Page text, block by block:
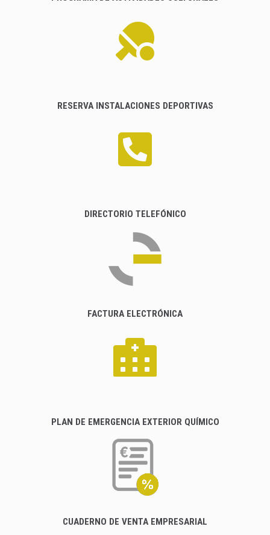
RESERVA INSTALACIONES DEPORTIVAS
DIRECTORIO TELEFÓNICO
FACTURA ELECTRÓNICA
PLAN DE EMERGENCIA EXTERIOR QUÍMICO
CUADERNO DE VENTA EMPRESARIAL